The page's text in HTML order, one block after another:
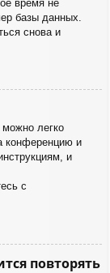
время не
базы данных.
снова и
можно легко
конференцию и
и
с
повторять